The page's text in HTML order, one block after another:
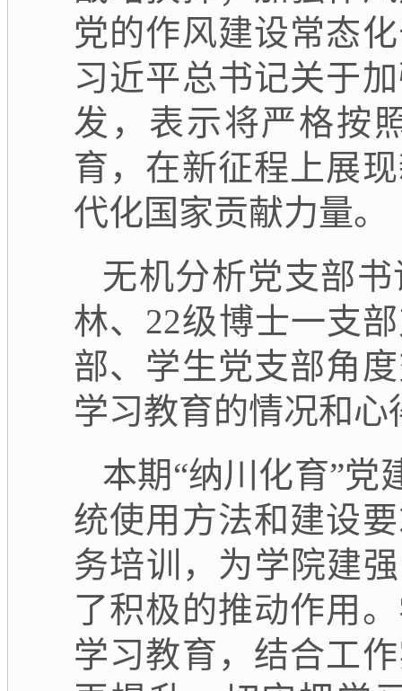
党的作风建设常态
习近平总书记关于
发，表示将严格按
育，在新征程上展
代化国家贡献力量。
无机分析党支部
林、 22级博士一支
部、学生党支部角
学习教育的情况和心
本期“纳川化育”党
统使用方法和建设
务培训，为学院建
了积极的推动作用
学习教育，结合工